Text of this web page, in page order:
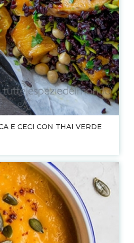
E CECI CON THAI VERDE